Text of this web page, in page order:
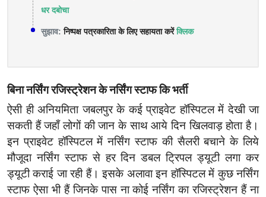
धर दबोचा
सुझाव:निष्पक्ष पत्रकारिता के लिए सहायता करेंक्लिक
बिना नर्सिंग रजिस्ट्रेशन केनर्सिंग स्टाफ कि भर्ती
ऐसी ही अनियमिता जबलपुर के कई प्राइवेट हॉस्पिटल में देखी जा
सकती हैं जहाँ लोगों की जान के साथ आये दिन खिलवाड़ होता है।
इन प्राइवेट हॉस्पिटल में नर्सिंग स्टाफ की सैलरी बचाने के लिये
मौजूदा नर्सिंग स्टाफ से हर दिन डबल ट्रिपल ड्यूटी लगा कर
ड्यूटी कराई जा रही हैं। इसके अलावा इन हॉस्पिटल में कुछ नर्सिंग
स्टाफ ऐसा भी हैं जिनके पास ना कोई नर्सिंग का रजिस्ट्रेशन हैं ना